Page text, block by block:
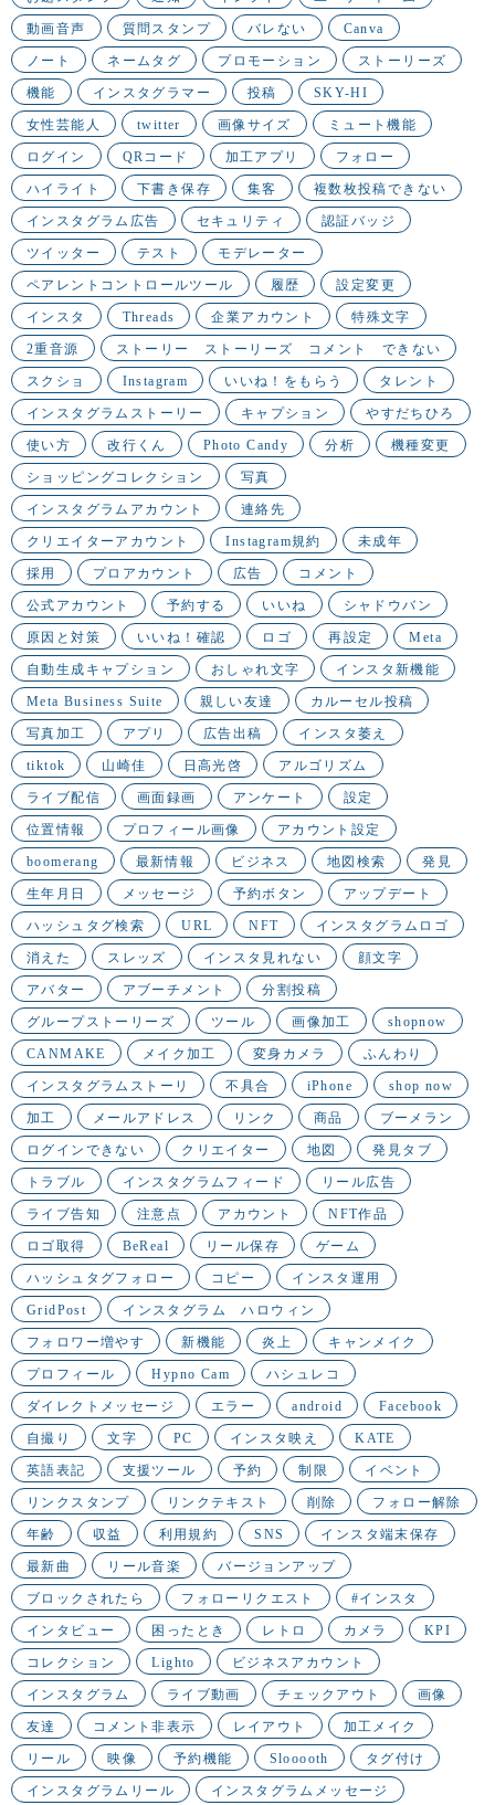
動画音声 質問スタンプ バレない Canva
ノート ネームタグ プロモーション ストーリーズ
機能 インスタグラマー 投稿 SKY-HI
女性芸能人 twitter 画像サイズ ミュート機能
ログイン QRコード 加工アプリ フォロー
ハイライト 下書き保存 集客 複数枚投稿できない
インスタグラム広告 セキュリティ 認証バッジ
ツイッター テスト モデレーター
ペアレントコントロールツール 履歴 設定変更
インスタ Threads 企業アカウント 特殊文字
2重音源 ストーリー ストーリーズ コメント できない
スクショ Instagram いいね！をもらう タレント
インスタグラムストーリー キャプション やすだちひろ
使い方 改行くん Photo Candy 分析 機種変更
ショッピングコレクション 写真
インスタグラムアカウント 連絡先
クリエイターアカウント Instagram規約 未成年
採用 プロアカウント 広告 コメント
公式アカウント 予約する いいね シャドウバン
原因と対策 いいね！確認 ロゴ 再設定 Meta
自動生成キャプション おしゃれ文字 インスタ新機能
Meta Business Suite 親しい友達 カルーセル投稿
写真加工 アプリ 広告出稿 インスタ萎え
tiktok 山崎佳 日高光啓 アルゴリズム
ライブ配信 画面録画 アンケート 設定
位置情報 プロフィール画像 アカウント設定
boomerang 最新情報 ビジネス 地図検索 発見
生年月日 メッセージ 予約ボタン アップデート
ハッシュタグ検索 URL NFT インスタグラムロゴ
消えた スレッズ インスタ見れない 顔文字
アバター アブーチメント 分割投稿
グループストーリーズ ツール 画像加工 shopnow
CANMAKE メイク加工 変身カメラ ふんわり
インスタグラムストーリ 不具合 iPhone shop now
加工 メールアドレス リンク 商品 ブーメラン
ログインできない クリエイター 地図 発見タブ
トラブル インスタグラムフィード リール広告
ライブ告知 注意点 アカウント NFT作品
ロゴ取得 BeReal リール保存 ゲーム
ハッシュタグフォロー コピー インスタ運用
GridPost インスタグラム ハロウィン
フォロワー増やす 新機能 炎上 キャンメイク
プロフィール Hypno Cam ハシュレコ
ダイレクトメッセージ エラー android Facebook
自撮り 文字 PC インスタ映え KATE
英語表記 支援ツール 予約 制限 イベント
リンクスタンプ リンクテキスト 削除 フォロー解除
年齢 収益 利用規約 SNS インスタ端末保存
最新曲 リール音楽 バージョンアップ
ブロックされたら フォローリクエスト #インスタ
インタビュー 困ったとき レトロ カメラ KPI
コレクション Lighto ビジネスアカウント
インスタグラム ライブ動画 チェックアウト 画像
友達 コメント非表示 レイアウト 加工メイク
リール 映像 予約機能 Slooooth タグ付け
インスタグラムリール インスタグラムメッセージ